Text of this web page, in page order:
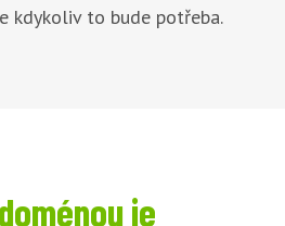
kdykoliv to bude potřeba.
je